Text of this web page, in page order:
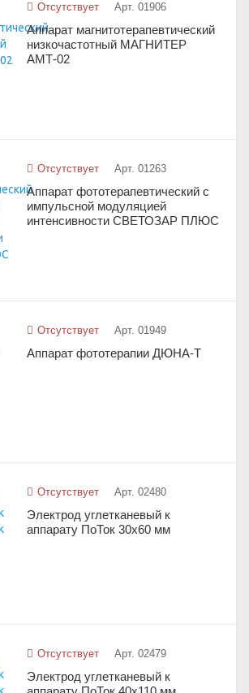
Отсутствует Арт. 01906
Аппарат магнитотерапевтический
низкочастотный МАГНИТЕР
АМТ-02
Отсутствует Арт. 01263
Аппарат фототерапевтический с
импульсной модуляцией
интенсивности СВЕТОЗАР ПЛЮС
Отсутствует Арт. 01949
Аппарат фототерапии ДЮНА-Т
Отсутствует Арт. 02480
Электрод углетканевый к
аппарату ПоТок 30х60 мм
Отсутствует Арт. 02479
Электрод углетканевый к